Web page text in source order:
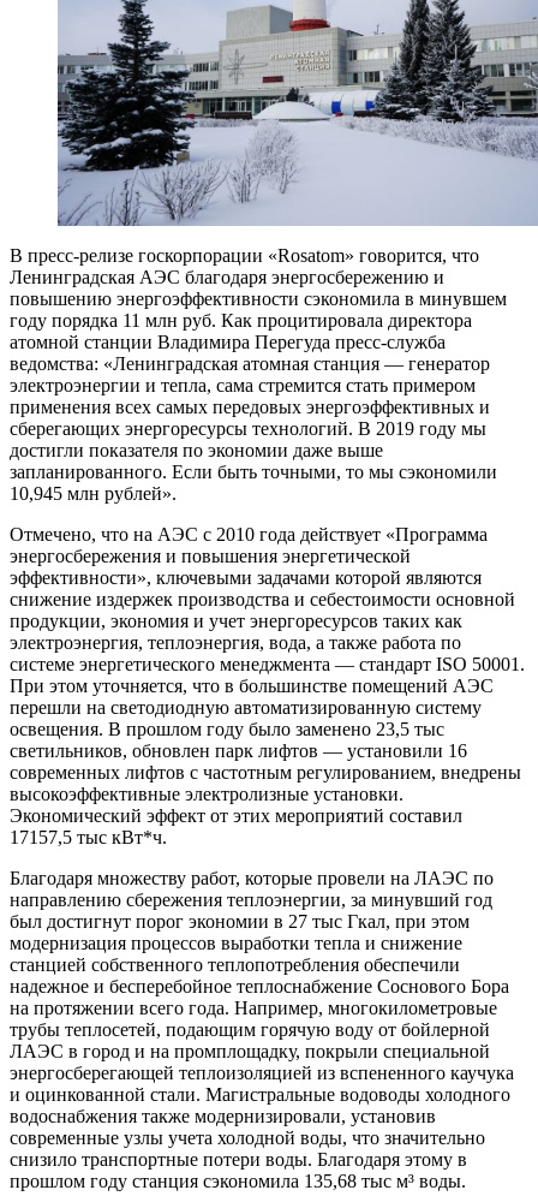
В пресс-релизе госкорпорации «Rosatom» говорится, что
Ленинградская АЭС благодаря энергосбережению и
повышению энергоэффективности сэкономила в минувшем
году порядка 11 млн руб. Как процитировала директора
атомной станции Владимира Перегуда пресс-служба
ведомства: «Ленинградская атомная станция — генератор
электроэнергии и тепла, сама стремится стать примером
применения всех самых передовых энергоэффективных и
сберегающих энергоресурсы технологий. В 2019 году мы
достигли показателя по экономии даже выше
запланированного. Если быть точными, то мы сэкономили
10,945 млн рублей».
Отмечено, что на АЭС с 2010 года действует «Программа
энергосбережения и повышения энергетической
эффективности», ключевыми задачами которой являются
снижение издержек производства и себестоимости основной
продукции, экономия и учет энергоресурсов таких как
электроэнергия, теплоэнергия, вода, а также работа по
системе энергетического менеджмента — стандарт ISO 50001.
При этом уточняется, что в большинстве помещений АЭС
перешли на светодиодную автоматизированную систему
освещения. В прошлом году было заменено 23,5 тыс
светильников, обновлен парк лифтов — установили 16
современных лифтов с частотным регулированием, внедрены
высокоэффективные электролизные установки.
Экономический эффект от этих мероприятий составил
17157,5 тыс кВт*ч.
Благодаря множеству работ, которые провели на ЛАЭС по
направлению сбережения теплоэнергии, за минувший год
был достигнут порог экономии в 27 тыс Гкал, при этом
модернизация процессов выработки тепла и снижение
станцией собственного теплопотребления обеспечили
надежное и бесперебойное теплоснабжение Соснового Бора
на протяжении всего года. Например, многокилометровые
трубы теплосетей, подающим горячую воду от бойлерной
ЛАЭС в город и на промплощадку, покрыли специальной
энергосберегающей теплоизоляцией из вспененного каучука
и оцинкованной стали. Магистральные водоводы холодного
водоснабжения также модернизировали, установив
современные узлы учета холодной воды, что значительно
снизило транспортные потери воды. Благодаря этому в
прошлом году станция сэкономила 135,68 тыс м³ воды.